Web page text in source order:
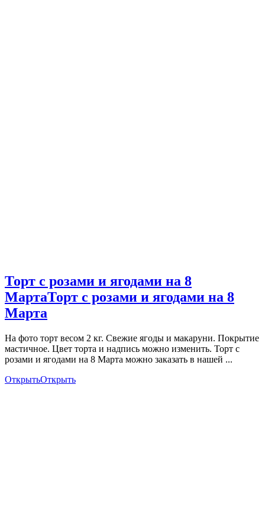
Торт с розами и ягодами на 8
МартаТорт с розами и ягодами на 8
Марта
На фото торт весом 2 кг. Свежие ягоды и макаруни. Покрытие
мастичное. Цвет торта и надпись можно изменить. Торт с
розами и ягодами на 8 Марта можно заказать в нашей ...
ОткрытьОткрыть